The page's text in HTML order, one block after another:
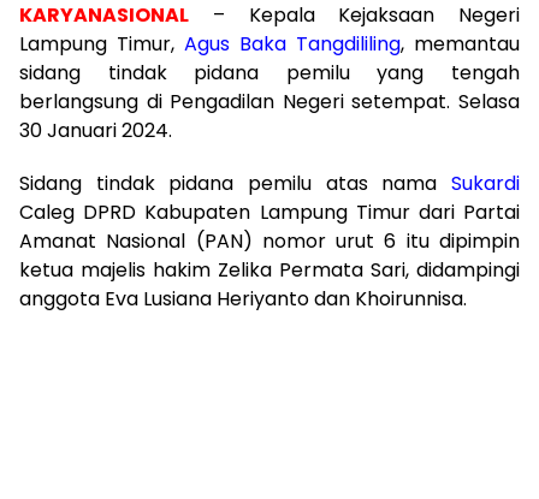
KARYANASIONAL – Kepala Kejaksaan Negeri
Lampung Timur, Agus Baka Tangdililing, memantau
sidang tindak pidana pemilu yang tengah
berlangsung di Pengadilan Negeri setempat. Selasa
30 Januari 2024.
Sidang tindak pidana pemilu atas nama Sukardi
Caleg DPRD Kabupaten Lampung Timur dari Partai
Amanat Nasional (PAN) nomor urut 6 itu dipimpin
ketua majelis hakim Zelika Permata Sari, didampingi
anggota Eva Lusiana Heriyanto dan Khoirunnisa.